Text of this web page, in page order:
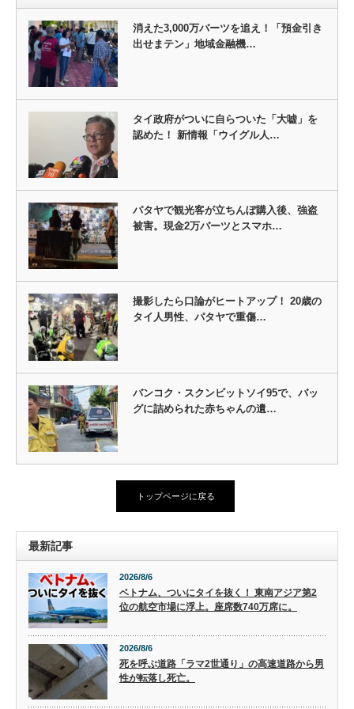
消えた3,000万バーツを追え！「預金引き
出せまテン」地域金融機…
タイ政府がついに自らついた「大嘘」を
認めた！ 新情報「ウイグル人…
パタヤで観光客が立ちんぼ購入後、強盗
被害。現金2万バーツとスマホ…
撮影したら口論がヒートアップ！ 20歳の
タイ人男性、パタヤで重傷…
バンコク・スクンビットソイ95で、バッ
グに詰められた赤ちゃんの遺…
トップページに戻る
最新記事
2026/8/6
ベトナム、ついにタイを抜く！ 東南アジア第2
位の航空市場に浮上。座席数740万席に。
2026/8/6
死を呼ぶ道路「ラマ2世通り」の高速道路から男
性が転落し死亡。